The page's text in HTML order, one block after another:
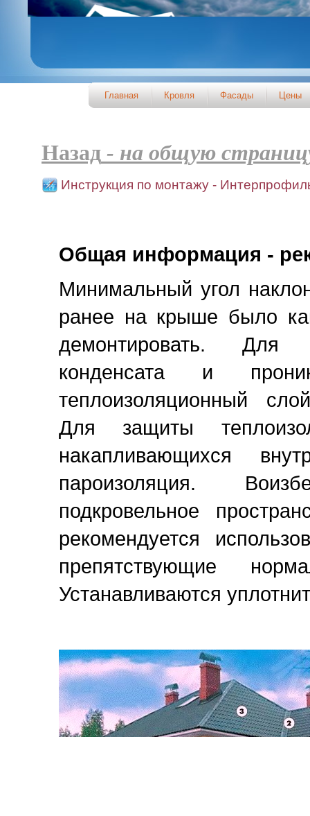
Главная Кровля Фасады Цены
Назад - на общую
Инструкция по монтажу -
Общая информация -
Минимальный угол
ранее на крыше было
демонтировать. Для
конденсата и
теплоизоляционный
Для защиты
накапливающихся
пароизоляция.
подкровельное
рекомендуется
препятствующие
Устанавливаются